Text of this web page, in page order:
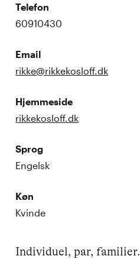
Telefon
60910430
Email
rikke@rikkekosloff.dk
Hjemmeside
rikkekosloff.dk
Sprog
Engelsk
Køn
Kvinde
Individuel, par, familier.